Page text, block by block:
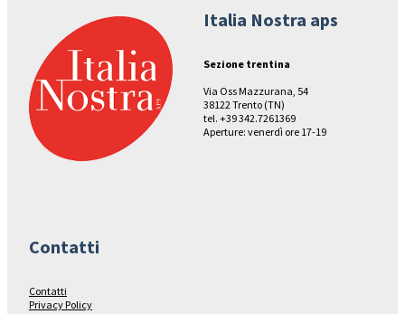
Italia Nostra aps
Sezione trentina
Via Oss Mazzurana, 54
38122 Trento (TN)
tel. +39 342.7261369
Aperture: venerdì ore 17-19
Contatti
Contatti
Privacy Policy